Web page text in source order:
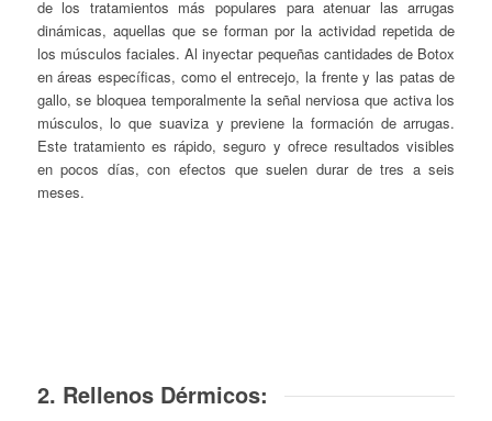
de los tratamientos más populares para atenuar las arrugas
dinámicas, aquellas que se forman por la actividad repetida de
los músculos faciales. Al inyectar pequeñas cantidades de Botox
en áreas específicas, como el entrecejo, la frente y las patas de
gallo, se bloquea temporalmente la señal nerviosa que activa los
músculos, lo que suaviza y previene la formación de arrugas.
Este tratamiento es rápido, seguro y ofrece resultados visibles
en pocos días, con efectos que suelen durar de tres a seis
meses.
2. Rellenos Dérmicos: